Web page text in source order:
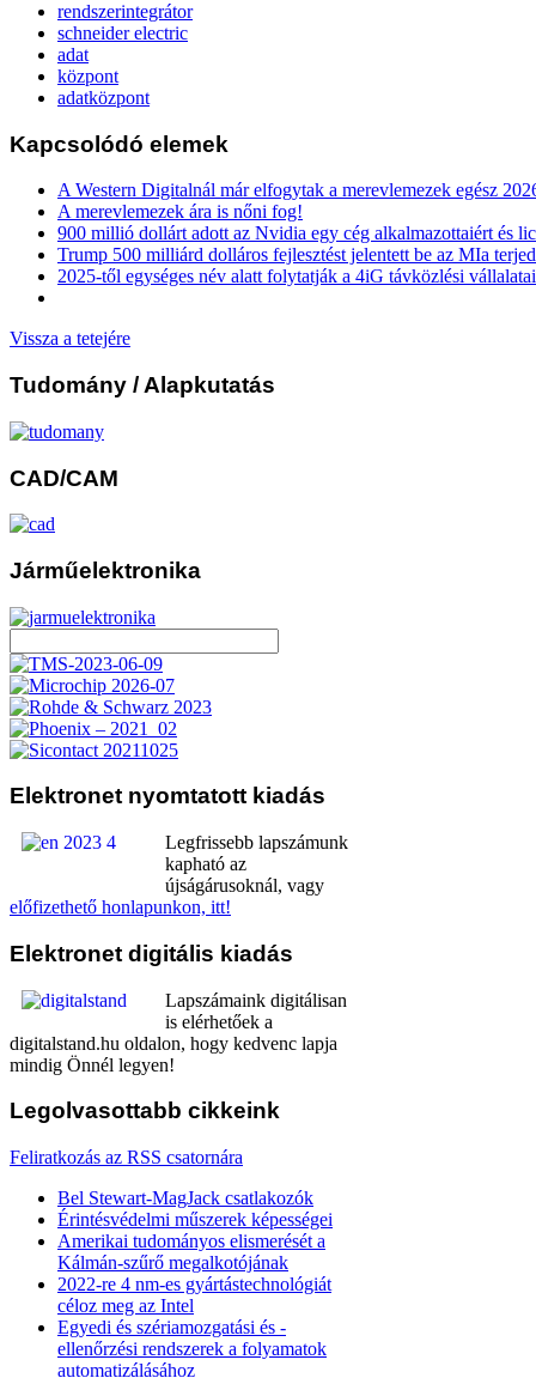
rendszerintegrátor
schneider electric
adat
központ
adatközpont
Kapcsolódó elemek
A Western Digitalnál már elfogytak a merevlemezek egész
A merevlemezek ára is nőni fog!
900 millió dollárt adott az Nvidia egy cég alkalmazottaiért és
Trump 500 milliárd dolláros fejlesztést jelentett be az MIa
2025-től egységes név alatt folytatják a 4iG távközlési vállalatai
Vissza a tetejére
Tudomány / Alapkutatás
CAD/CAM
Járműelektronika
Elektronet nyomtatott kiadás
Legfrissebb lapszámunk
kapható az
újságárusoknál, vagy
előfizethető honlapunkon, itt!
Elektronet digitális kiadás
Lapszámaink digitálisan
is elérhetőek a
digitalstand.hu oldalon, hogy kedvenc lapja
mindig Önnél legyen!
Legolvasottabb cikkeink
Feliratkozás az RSS csatornára
Bel Stewart-MagJack csatlakozók
Érintésvédelmi műszerek képességei
Amerikai tudományos elismerését a
Kálmán-szűrő megalkotójának
2022-re 4 nm-es gyártástechnológiát
céloz meg az Intel
Egyedi és szériamozgatási és -
ellenőrzési rendszerek a folyamatok
automatizálásához